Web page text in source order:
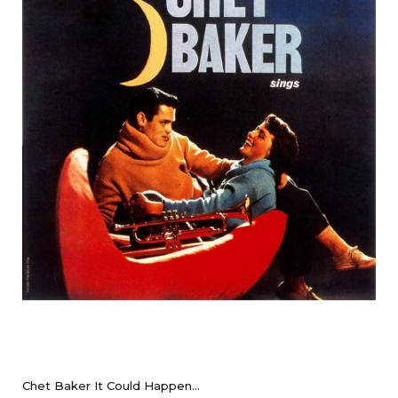
Chet Baker It Could Happen...